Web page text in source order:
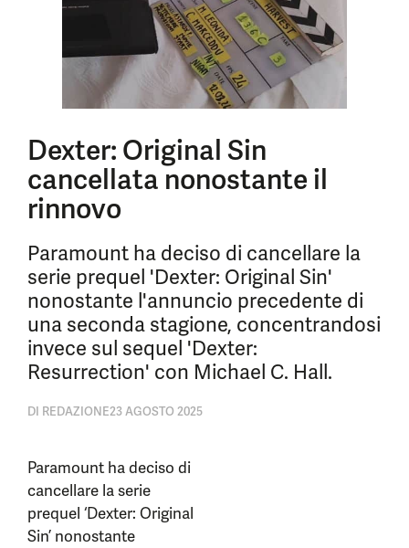
Dexter: Original Sin
cancellata nonostante il
rinnovo
Paramount ha deciso di cancellare la
serie prequel 'Dexter: Original Sin'
nonostante l'annuncio precedente di
una seconda stagione, concentrandosi
invece sul sequel 'Dexter:
Resurrection' con Michael C. Hall.
DI REDAZIONE23 AGOSTO 2025
Paramount ha deciso di
cancellare la serie
prequel ‘Dexter: Original
Sin’ nonostante